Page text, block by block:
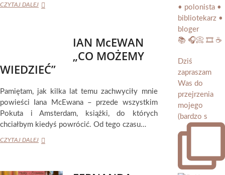
CZYTAJ DALEJMARGARET
IAN McEWAN
„CO MOŻEMY
WIEDZIEĆ”
Pamiętam, jak kilka lat temu zachwyciły mnie
powieści Iana McEwana – przede wszystkim
Pokuta i Amsterdam, książki, do których
chciałbym kiedyś powrócić. Od tego czasu…
CZYTAJ DALEJIAN
• polonista •
bibliotekarz •
bloger
📚 🎧📀 🎞️ ☕️
Dziś
zapraszam
Was do
przejrzenia
mojego
(bardzo s